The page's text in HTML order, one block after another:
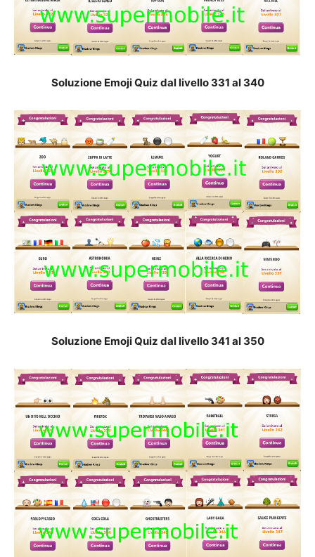
Soluzione Emoji Quiz dal livello 331 al 340
Soluzione Emoji Quiz dal livello 341 al 350